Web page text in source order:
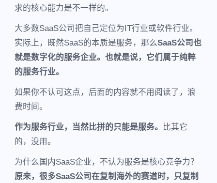
求的核心能力是不一样的。
大多数SaaS公司把自己定位为IT行业或软件行业。
实际上，既然SaaS的本质是服务，那么SaaS公司也
就是数字化的服务企业。也就是说，它们属于纯粹
的服务行业。
如果你不认可这点，后面的内容就不用阅读了，浪
费时间。
作为服务行业，当然比拼的只能是服务。
比其它
的，没用。
为什么国内SaaS企业，不认为服务是核心竞争力？
原来，很多SaaS公司在复制海外的赛道时，只复制